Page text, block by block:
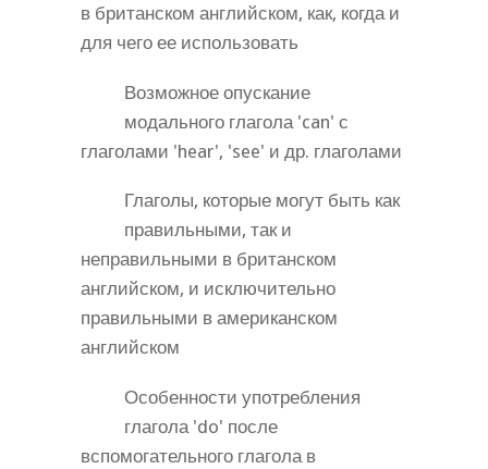
в британском английском, как, когда и
для чего ее использовать
Возможное опускание
модального глагола 'can' с
глаголами 'hear', 'see' и др. глаголами
Глаголы, которые могут быть как
правильными, так и
неправильными в британском
английском, и исключительно
правильными в американском
английском
Особенности употребления
глагола 'do' после
вспомогательного глагола в